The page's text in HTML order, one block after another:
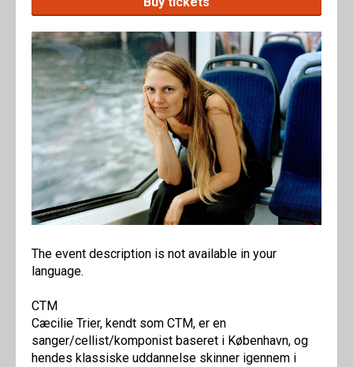
The event description is not available in your
language.
CTM
Cæcilie Trier, kendt som CTM, er en
sanger/cellist/komponist baseret i København, og
hendes klassiske uddannelse skinner igennem i